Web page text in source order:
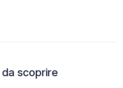
da scoprire